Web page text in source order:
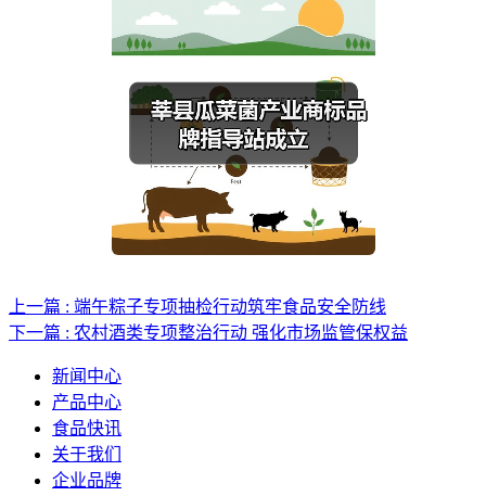
上一篇 : 端午粽子专项抽检行动筑牢食品安全防线
下一篇 : 农村酒类专项整治行动 强化市场监管保权益
新闻中心
产品中心
食品快讯
关于我们
企业品牌